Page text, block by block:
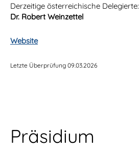
Derzeitige österreichische Delegierte:
Dr. Robert Weinzettel
Website
Letzte Überprüfung 09.03.2026
Präsidium